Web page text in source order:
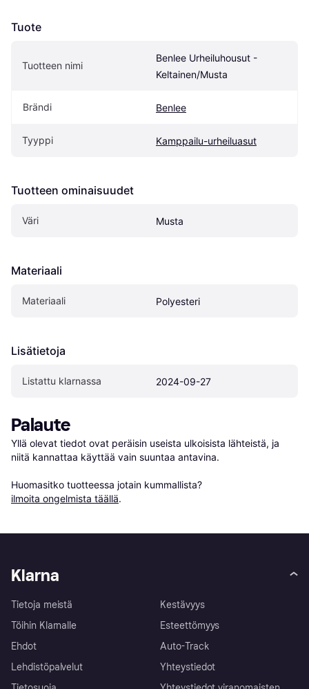
Tuote
Tuotteen nimi
Benlee Urheiluhousut -
Keltainen/Musta
Brändi Benlee
Tyyppi Kamppailu-urheiluasut
Tuotteen ominaisuudet
Väri Musta
Materiaali
Materiaali Polyesteri
Lisätietoja
Listattu klarnassa 2024-09-27
Palaute
Yllä olevat tiedot ovat peräisin useista ulkoisista lähteistä, ja
niitä kannattaa käyttää vain suuntaa antavina.
Huomasitko tuotteessa jotain kummallista?
ilmoita ongelmista täällä.
Klarna
Tietoja meistä
Töihin Klarnalle
Ehdot
Lehdistöpalvelut
Kestävyys
Esteettömyys
Auto-Track
Yhteystiedot